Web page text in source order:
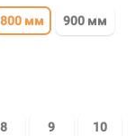
800 мм 900 мм
8
9
10